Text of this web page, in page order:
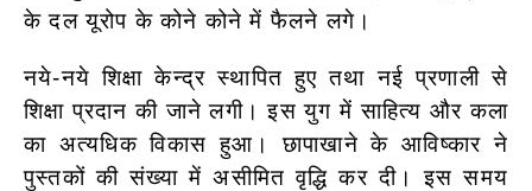
के दल यूरोप के कोने कोने में फैलने लगे।
नये-नये शिक्षा केन्द्र स्थापित हुए तथा नई प्रणाली से
शिक्षा प्रदान की जाने लगी। इस युग में साहित्य और कला
का अत्यधिक विकास हुआ।
छापाखाने के आविष्कार ने
पुस्तकों की संख्या में असीमित वृद्धि कर दी। इससमय